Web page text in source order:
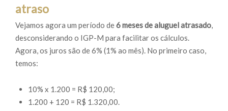
atraso
Vejamos agora um período de6 meses de aluguel atrasado,
desconsiderando o IGP-M para facilitar os cálculos.
Agora, os juros são de 6% (1% ao mês). No primeiro caso,
temos:
10% x 1.200 = R$ 120,00;
1.200 + 120 = R$ 1.320,00.